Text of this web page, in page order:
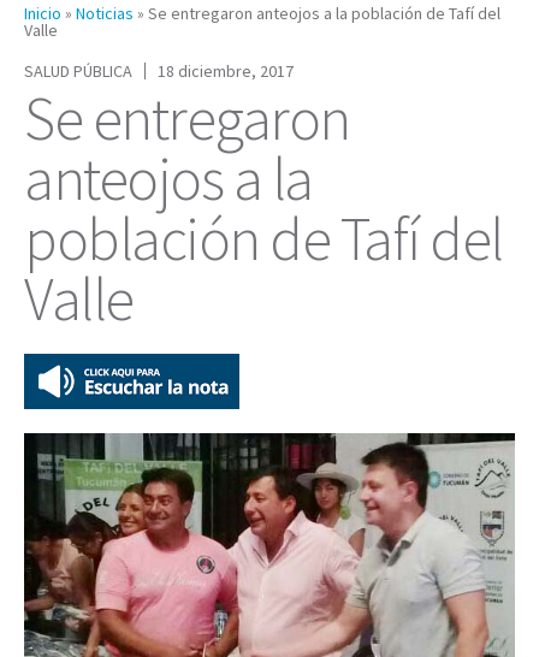
Inicio » Noticias » Se entregaron anteojos a la población de Tafí del
Valle
SALUD PÚBLICA
18 diciembre, 2017
Se entregaron
anteojos a la
población de Tafí del
Valle